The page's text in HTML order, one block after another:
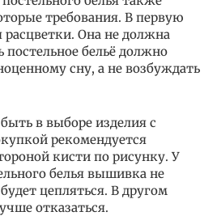
требования. В первую
расцветки. Она не должна
бельё должно
сну, а не возбуждать
в выборе изделия с
рекомендуется
кисти по рисунку. У
белья вышивка не
цепляться. В другом
отказаться.